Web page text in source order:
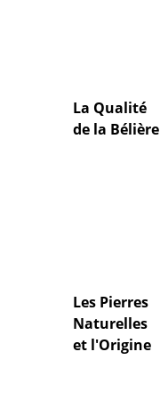
La Qualité
de la Bélière
Les Pierres
Naturelles
et l'Origine